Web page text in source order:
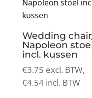
Wedding
Napoleon
incl. kussen
€3.75 excl. BTW,
€4.54incl. BTW